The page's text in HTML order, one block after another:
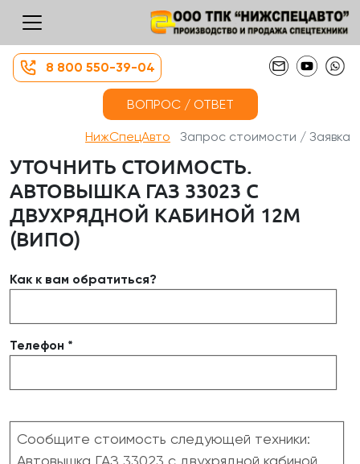
8 800 550-39-04
ВОПРОС / ОТВЕТ
НижСпецАвто Запрос стоимости / Заявка
УТОЧНИТЬ СТОИМОСТЬ.
АВТОВЫШКА ГАЗ 33023 С
ДВУХРЯДНОЙ КАБИНОЙ 12М
(ВИПО)
Как к вам обратиться?
Телефон *